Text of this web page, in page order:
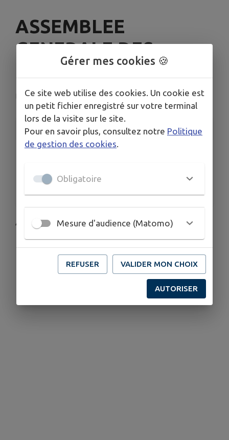
ASSEMBLEE
GENERALE DES
CHASSEURS
Bulle
INFORMATIONS PRATIQUES
DATE
AG DES CHASSEURS DE L'ACCA DE BULLE
Gérer mes cookies 🍪
Ce site web utilise des cookies. Un cookie est
un petit fichier enregistré sur votre terminal
lors de la visite sur le site.
Pour en savoir plus, consultez notre Politique
de gestion des cookies
Obligatoire
Mesure d'audience (Matomo)
REFUSER VALIDER MON CHOIX
AUTORISER